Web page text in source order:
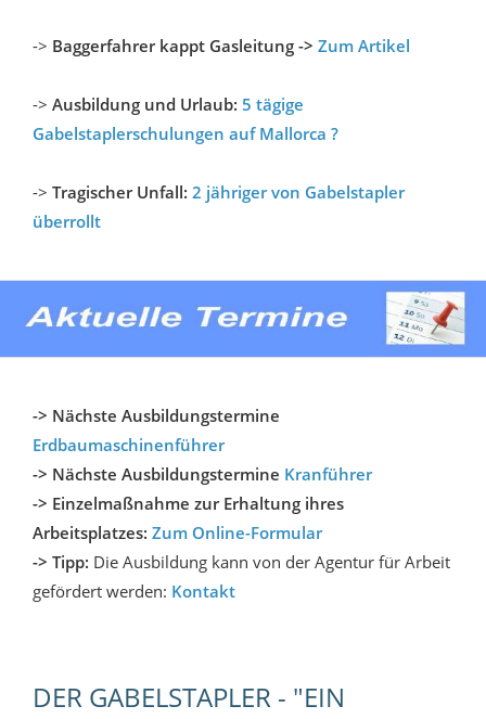
-> Baggerfahrer kappt Gasleitung -> Zum Artikel
-> Ausbildung und Urlaub: 5 tägige
Gabelstaplerschulungen auf Mallorca ?
-> Tragischer Unfall: 2 jähriger von Gabelstapler
überrollt
-> Nächste Ausbildungstermine
Erdbaumaschinenführer
-> Nächste Ausbildungstermine Kranführer
-> Einzelmaßnahme zur Erhaltung ihres
Arbeitsplatzes: Zum Online-Formular
-> Tipp: Die Ausbildung kann von der Agentur für Arbeit
gefördert werden: Kontakt
DER GABELSTAPLER - "EIN